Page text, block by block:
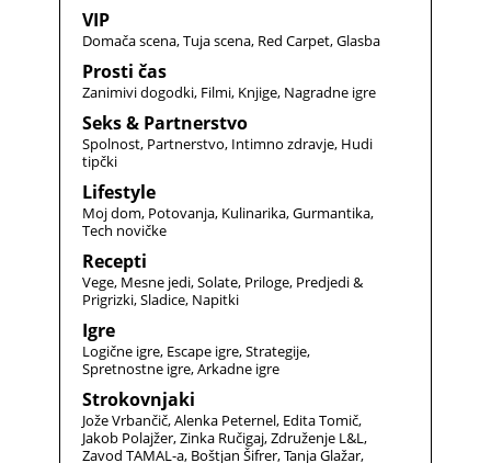
VIP
Domača scena Tuja scena Red Carpet Glasba
Prosti čas
Zanimivi dogodki Filmi Knjige Nagradne igre
Seks & Partnerstvo
Spolnost Partnerstvo Intimno zdravje Hudi
tipčki
Lifestyle
Moj dom Potovanja Kulinarika Gurmantika
Tech novičke
Recepti
Vege Mesne jedi Solate Priloge Predjedi &
Prigrizki Sladice Napitki
Igre
Logične igre Escape igre Strategije
Spretnostne igre Arkadne igre
Strokovnjaki
Jože Vrbančič Alenka Peternel Edita Tomič
Jakob Polajžer Zinka Ručigaj Združenje L&L
Zavod TAMAL-a Boštjan Šifrer Tanja Glažar